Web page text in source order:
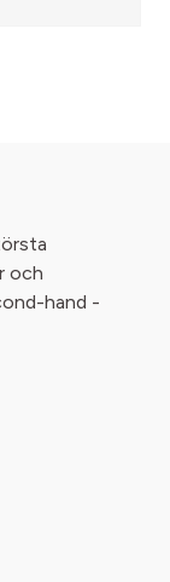
och
hand -